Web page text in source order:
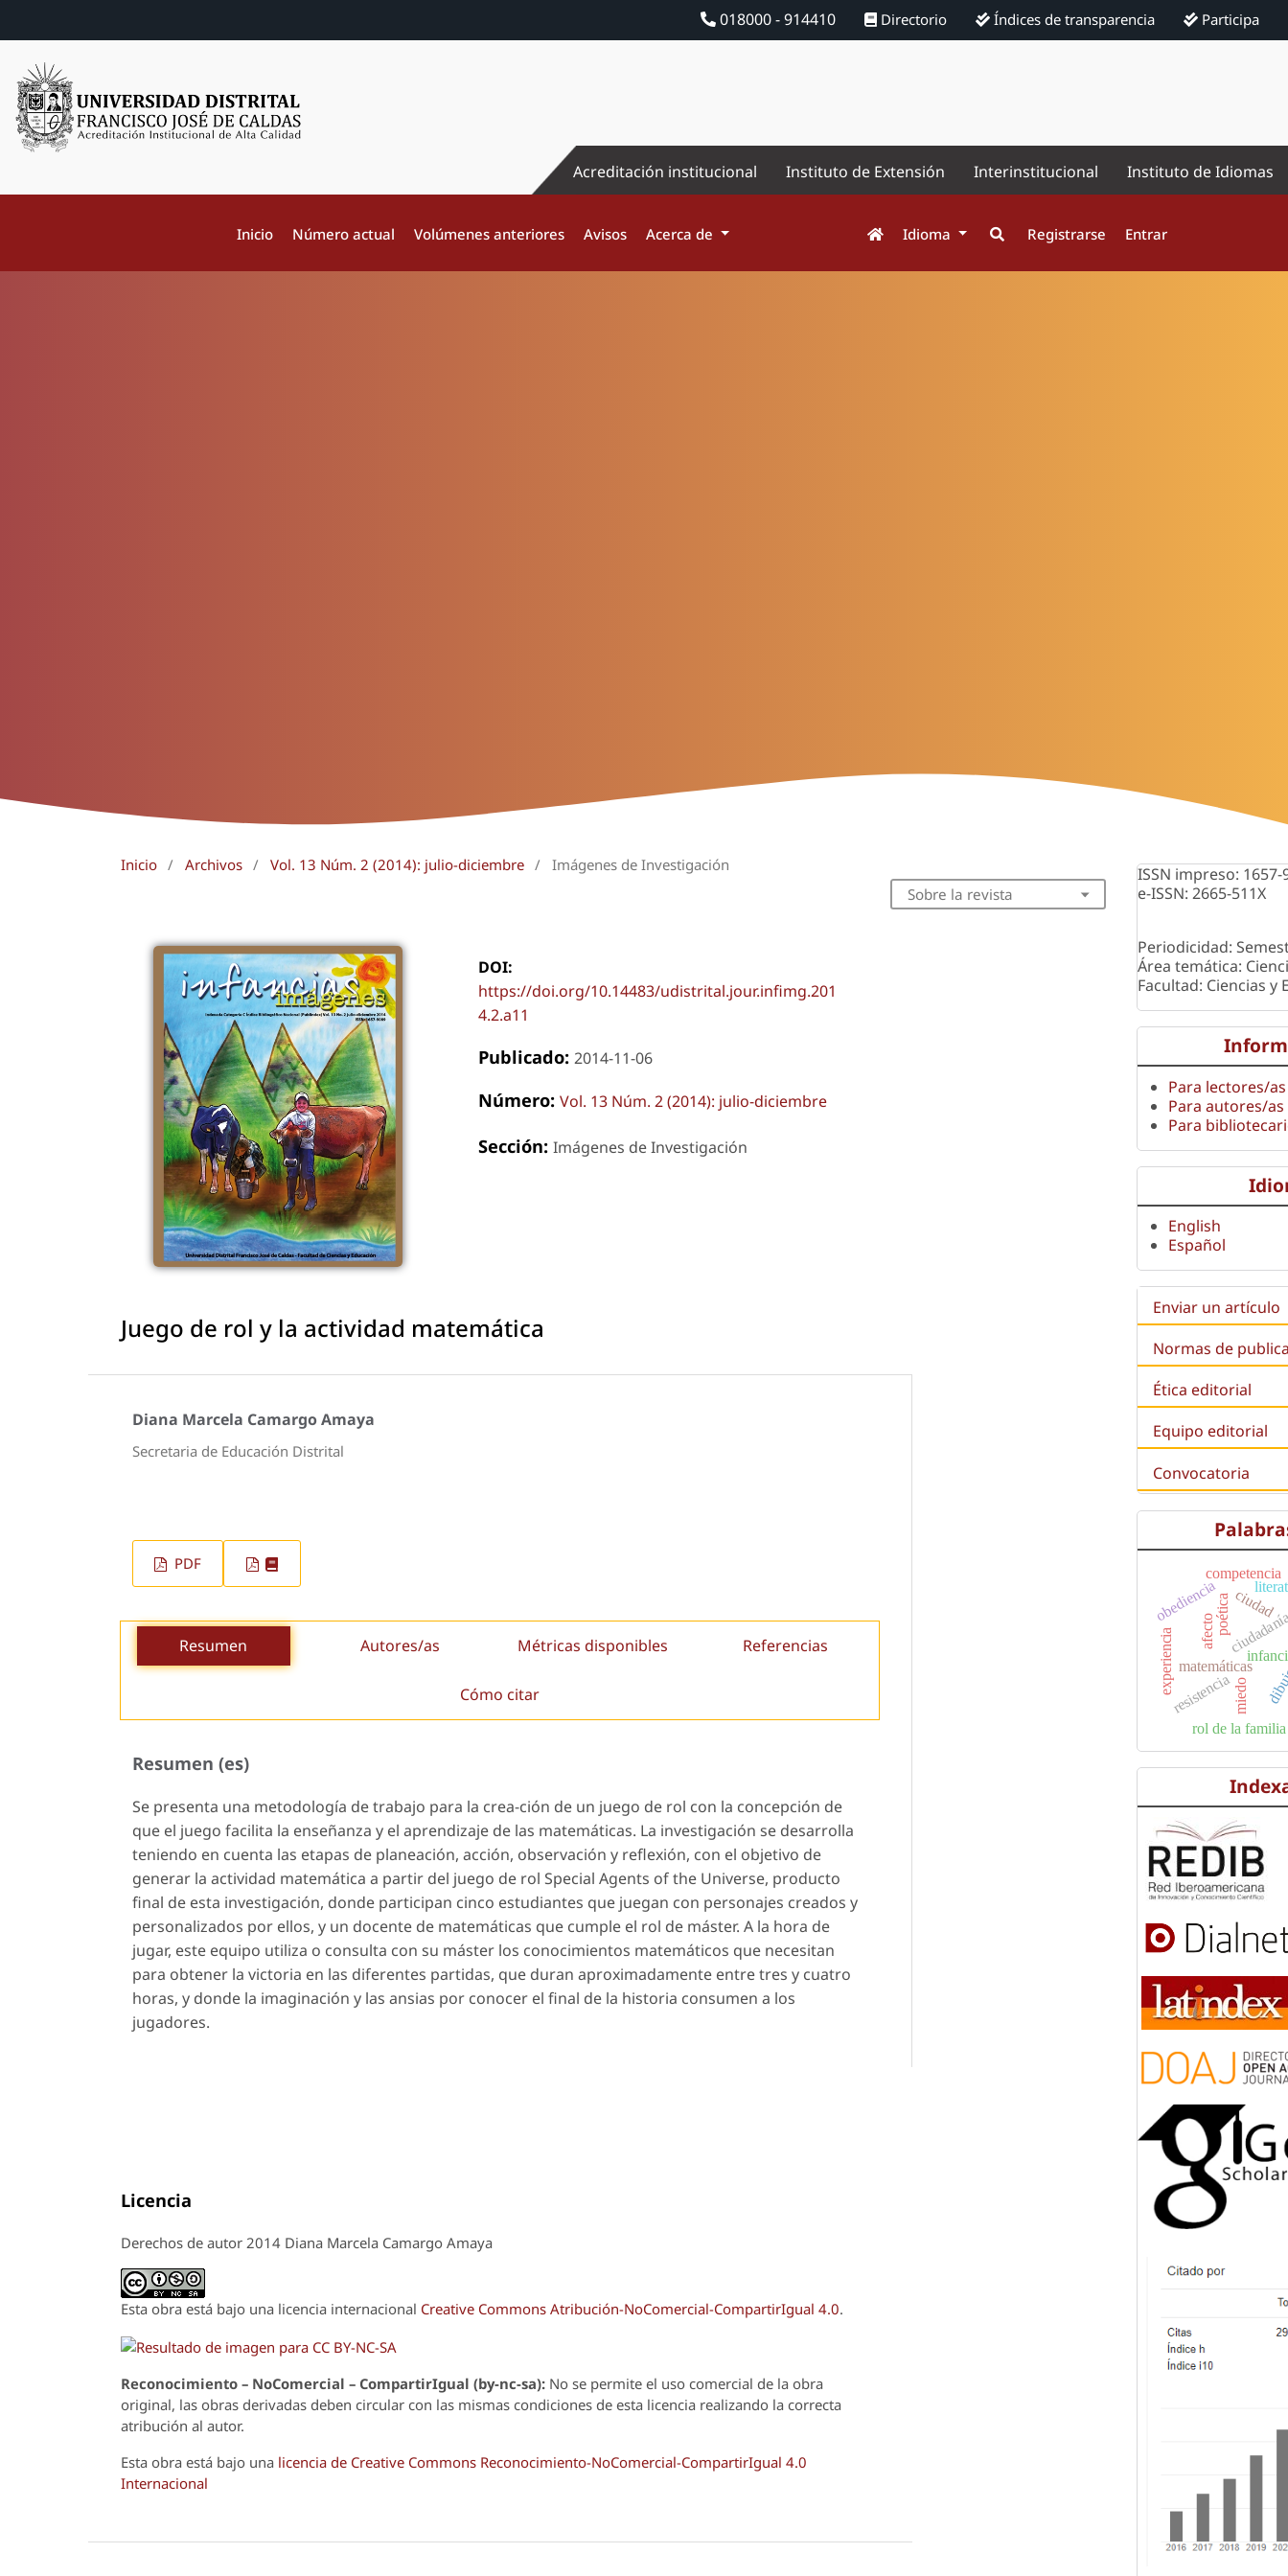
018000 - 914410 Directorio Índices de transparencia Participa
Acreditación institucional Instituto de Extensión Interinstitucional Instituto de Idiomas
Inicio Número actual Volúmenes anteriores Avisos Acerca de Idioma Registrarse Entrar
Inicio / Archivos / Vol. 13 Núm. 2 (2014): julio-diciembre / Imágenes de Investigación
DOI:
https://doi.org/10.14483/udistrital.jour.infimg.201
4.2.a11
Publicado: 2014-11-06
Número: Vol. 13 Núm. 2 (2014): julio-diciembre
Sección: Imágenes de Investigación
Juego de rol y la actividad matemática
Diana Marcela Camargo Amaya
Secretaria de Educación Distrital
PDF
Resumen Autores/as Métricas disponibles Referencias
Cómo citar
Resumen (es)
Se presenta una metodología de trabajo para la crea-ción de un juego de rol con la concepción de
que el juego facilita la enseñanza y el aprendizaje de las matemáticas. La investigación se desarrolla
teniendo en cuenta las etapas de planeación, acción, observación y reflexión, con el objetivo de
generar la actividad matemática a partir del juego de rol Special Agents of the Universe, producto
final de esta investigación, donde participan cinco estudiantes que juegan con personajes creados y
personalizados por ellos, y un docente de matemáticas que cumple el rol de máster. A la hora de
jugar, este equipo utiliza o consulta con su máster los conocimientos matemáticos que necesitan
para obtener la victoria en las diferentes partidas, que duran aproximadamente entre tres y cuatro
horas, y donde la imaginación y las ansias por conocer el final de la historia consumen a los
jugadores.
Licencia
Derechos de autor 2014 Diana Marcela Camargo Amaya
Esta obra está bajo una licencia internacional Creative Commons Atribución-NoComercial-CompartirIgual 4.0.
Reconocimiento – NoComercial – CompartirIgual (by-nc-sa): No se permite el uso comercial de la obra
original, las obras derivadas deben circular con las mismas condiciones de esta licencia realizando la correcta
atribución al autor.
Esta obra está bajo una licencia de Creative Commons Reconocimiento-NoComercial-CompartirIgual 4.0
Internacional
Sobre la revista
ISSN impreso: 1657-
e-ISSN: 2665-511X
Periodicidad:
Área temática:
Facultad: Ciencias y
Para lectores/as
Para autores/as
Para
English
Español
Enviar un artículo
Normas de
Ética editorial
Equipo editorial
Convocatoria
ciudad
poética
competencia
miedo
matemáticas
resistencia
obediencia
afecto
experiencia
rol de la familia